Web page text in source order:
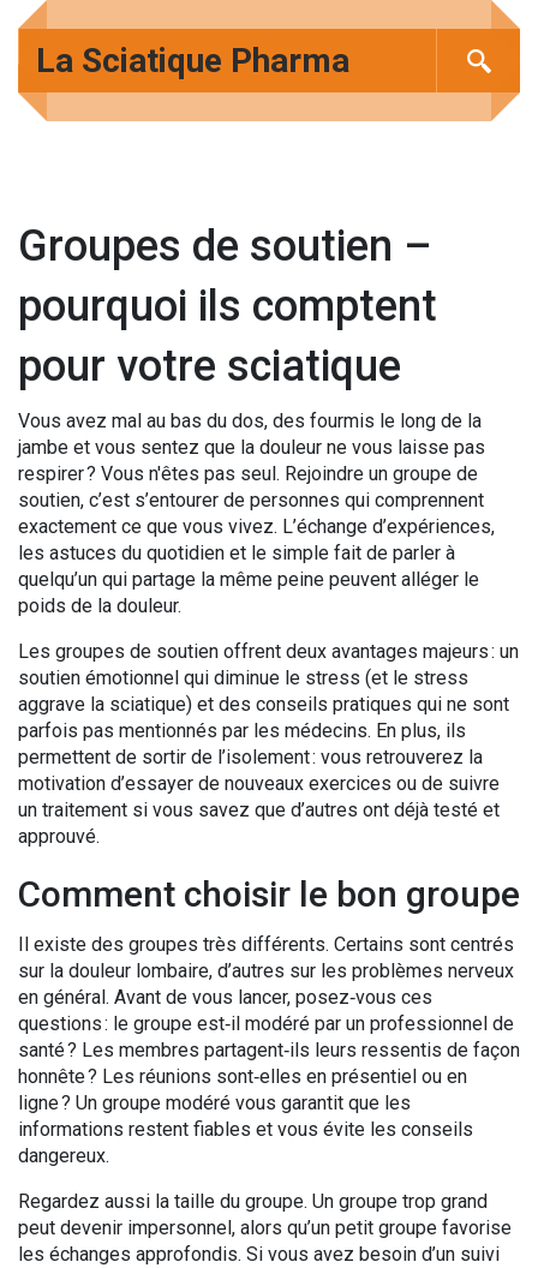
La Sciatique Pharma
Groupes de soutien –
pourquoi ils comptent
pour votre sciatique
Vous avez mal au bas du dos, des fourmis le long de la
jambe et vous sentez que la douleur ne vous laisse pas
respirer ? Vous n'êtes pas seul. Rejoindre un groupe de
soutien, c’est s’entourer de personnes qui comprennent
exactement ce que vous vivez. L’échange d’expériences,
les astuces du quotidien et le simple fait de parler à
quelqu’un qui partage la même peine peuvent alléger le
poids de la douleur.
Les groupes de soutien offrent deux avantages majeurs : un
soutien émotionnel qui diminue le stress (et le stress
aggrave la sciatique) et des conseils pratiques qui ne sont
parfois pas mentionnés par les médecins. En plus, ils
permettent de sortir de l’isolement : vous retrouverez la
motivation d’essayer de nouveaux exercices ou de suivre
un traitement si vous savez que d’autres ont déjà testé et
approuvé.
Comment choisir le bon groupe
Il existe des groupes très différents. Certains sont centrés
sur la douleur lombaire, d’autres sur les problèmes nerveux
en général. Avant de vous lancer, posez‑vous ces
questions : le groupe est‑il modéré par un professionnel de
santé ? Les membres partagent‑ils leurs ressentis de façon
honnête ? Les réunions sont‑elles en présentiel ou en
ligne ? Un groupe modéré vous garantit que les
informations restent fiables et vous évite les conseils
dangereux.
Regardez aussi la taille du groupe. Un groupe trop grand
peut devenir impersonnel, alors qu’un petit groupe favorise
les échanges approfondis. Si vous avez besoin d’un suivi